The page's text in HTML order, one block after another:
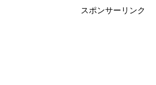
スポンサーリンク